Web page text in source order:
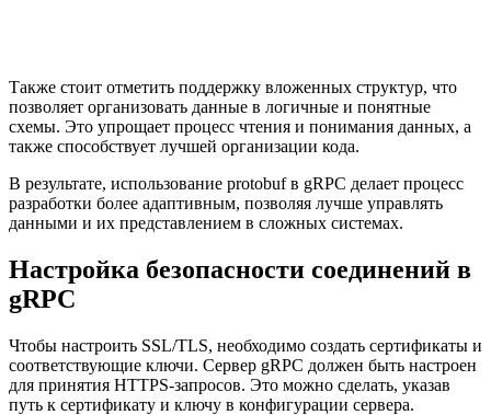
Также стоит отметить поддержку вложенных структур, что
позволяет организовать данные в логичные и понятные
схемы. Это упрощает процесс чтения и понимания данных, а
также способствует лучшей организации кода.
В результате, использование protobuf в gRPC делает процесс
разработки более адаптивным, позволяя лучше управлять
данными и их представлением в сложных системах.
Настройка безопасности соединений в
gRPC
Чтобы настроить SSL/TLS, необходимо создать сертификаты и
соответствующие ключи. Сервер gRPC должен быть настроен
для принятия HTTPS-запросов. Это можно сделать, указав
путь к сертификату и ключу в конфигурации сервера.